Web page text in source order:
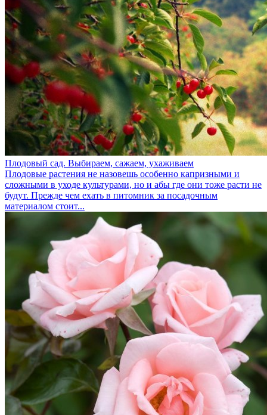
Плодовый сад. Выбираем, сажаем, ухаживаем
Плодовые растения не назовешь особенно капризными и
сложными в уходе культурами, но и абы где они тоже расти не
будут. Прежде чем ехать в питомник за посадочным
материалом стоит...